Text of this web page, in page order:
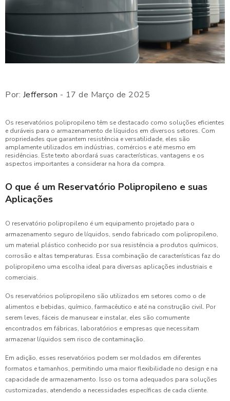
Por: Jefferson - 17 de Março de 2025
Os reservatórios polipropileno têm se destacado como soluções eficientes
e duráveis para o armazenamento de líquidos em diversos setores. Com
propriedades que garantem resistência e versatilidade, eles são
amplamente utilizados em indústrias, comércios e até mesmo em
residências. Este texto abordará suas características, vantagens e os
aspectos importantes a considerar na hora da compra.
O que é um Reservatório Polipropileno e suas
Aplicações
O reservatório polipropileno é um equipamento projetado para o
armazenamento seguro de líquidos, sendo fabricado com polipropileno,
um material plástico conhecido por sua resistência a produtos químicos,
corrosão e altas temperaturas. Essa combinação de características faz do
polipropileno uma escolha ideal para diversas aplicações industriais e
comerciais.
Os reservatórios polipropileno são utilizados em setores como o de
alimentos e bebidas, químico, farmacêutico e até na construção civil. Por
serem leves, fáceis de manusear e instalar, eles são comumente
encontrados em fábricas, laboratórios e empresas que necessitam
armazenar líquidos sem risco de contaminação.
Em adição, esses reservatórios podem ser moldados em diferentes
formatos e tamanhos, permitindo uma maior flexibilidade no design e na
capacidade de armazenamento. Isso os torna adequados para soluções
customizadas, atendendo a necessidades específicas de cada cliente.